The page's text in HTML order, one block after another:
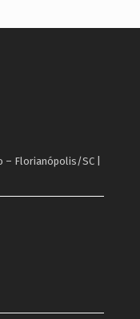
– Florianópolis/SC |